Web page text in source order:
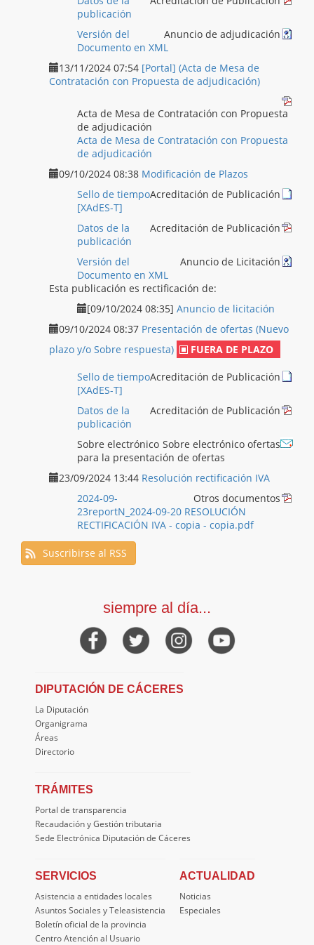
publicación
Anuncio de adjudicación
Versión del
Documento en XML
13/11/2024 07:54 [Portal] (Acta de Mesa de
Contratación con Propuesta de adjudicación)
Acta de Mesa de Contratación con Propuesta
de adjudicación
Acta de Mesa de Contratación con Propuesta
de adjudicación
09/10/2024 08:38 Modificación de Plazos
Acreditación de Publicación
Sello de tiempo
[XAdES-T]
Acreditación de Publicación
Datos de la
publicación
Anuncio de Licitación
Versión del
Documento en XML
Esta publicación es rectificación de:
[09/10/2024 08:35] Anuncio de licitación
09/10/2024 08:37 Presentación de ofertas (Nuevo
plazo y/o Sobre respuesta)
FUERA DE PLAZO
Acreditación de Publicación
Sello de tiempo
[XAdES-T]
Acreditación de Publicación
Datos de la
publicación
Sobre electrónico ofertas
Sobre electrónico
para la presentación de ofertas
23/09/2024 13:44 Resolución rectificación IVA
Otros documentos
2024-09-
23reportN_2024-09-20 RESOLUCIÓN
RECTIFICACIÓN IVA - copia - copia.pdf
Suscribirse al RSS
siempre al día...
DIPUTACIÓN DE CÁCERES
La Diputación
Organigrama
Áreas
Directorio
TRÁMITES
Portal de transparencia
Recaudación y Gestión tributaria
Sede Electrónica Diputación de Cáceres
SERVICIOS
Asistencia a entidades locales
Asuntos Sociales y Teleasistencia
Boletín oficial de la provincia
Centro Atención al Usuario
ACTUALIDAD
Noticias
Especiales